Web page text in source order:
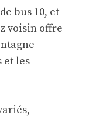
bus 10, et
voisin offre
les